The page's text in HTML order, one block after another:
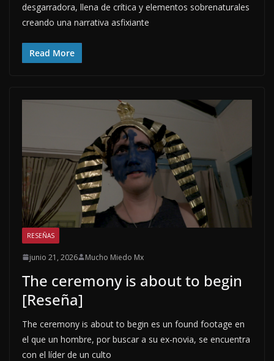
desgarradora, llena de crítica y elementos sobrenaturales
creando una narrativa asfixiante
Read More
RESEÑAS
junio 21, 2026 Mucho Miedo Mx
The ceremony is about to begin
[Reseña]
The ceremony is about to begin es un found footage en
el que un hombre, por buscar a su ex-novia, se encuentra
con el líder de un culto